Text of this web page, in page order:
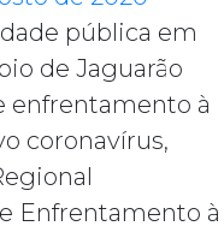
pública em
de Jaguarão
enfrentamento à
coronavírus,
Enfrentamento à